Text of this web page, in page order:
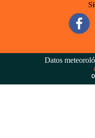
Datos